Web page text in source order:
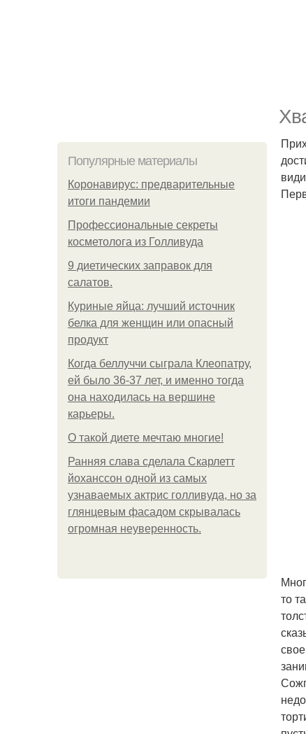
Популярные материалы
Коронавирус: предварительные
итоги пандемии
Профессиональные секреты
косметолога из Голливуда
9 диетических заправок для
салатов.
Куриные яйца: лучший источник
белка для женщин или опасный
продукт
Когда беллуччи сыграла Клеопатру,
ей было 36-37 лет, и именно тогда
она находилась на вершине
карьеры.
О такой диете мечтаю многие!
Ранняя слава сделала Скарлетт
йоханссон одной из самых
узнаваемых актрис голливуда, но за
глянцевым фасадом скрывалась
огромная неуверенность.
то